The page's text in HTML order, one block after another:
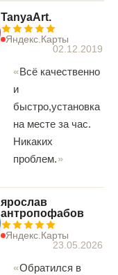
TanyaArt.
Яндекс.Карты
02.12.2019
Всё качественно
и
быстро,установка
на месте за час.
Никаких
проблем.
ярослав
антропофабов
Яндекс.Карты
23.05.2026
Обратился в